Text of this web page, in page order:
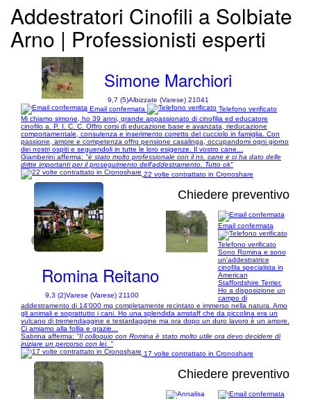
Addestratori Cinofili a Solbiate
Arno | Professionisti esperti
Simone Marchiori
9,7 (5)Albizzate (Varese) 21041
Email confermata
Telefono verificato
Mi chiamo simone, ho 39 anni, grande appassionato di cinofilia ed educatore
cinofilo a. P. I. C. C. Offro corsi di educazione base e avanzata, rieducazione
comportamentale, consulenza e inserimento corretto del cucciolo in famiglia. Con
passione, amore e competenza offro pensione casalinga, occupandomi ogni giorno
dei nostri ospiti e seguendoli in tutte le loro esigenze. Il vostro cane...
Giamberini afferma: "è stato molto professionale con il ns. cane e ci ha dato delle
dritte importanti per il proseguimento dell'addestramento. Tutto ok"
22 volte contrattato in Cronoshare
1/7
Chiedere preventivo
Romina Reitano
9,3 (2)Varese (Varese) 21100
Email confermata
Telefono verificato
Sono Romina e sono
un'addestratrice
cinofila specialista in
American
Staffordshire Terrier.
Ho a disposizione un
campo di
addestramento di 14'000 mq completamente recintato e immerso nella natura. Amo
gli animali e soprattutto i cani. Ho una splendida amstaff che da piccolina era un
vulcano di tremendaggine e testardaggine ma ora dopo un duro lavoro è un amore.
Ci amiamo alla follia e grazie...
Sabrina afferma: "Il colloquio con Romina è stato molto utile ora devo decidere di
iniziare un percorso con lei. "
17 volte contrattato in Cronoshare
Chiedere preventivo